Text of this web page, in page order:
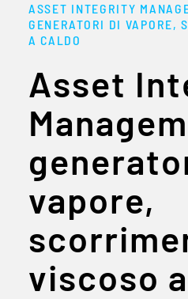
ASSET INTEGRITY
GENERATORI DI VAPORE,
A CALDO
Asset
vapore,
viscoso